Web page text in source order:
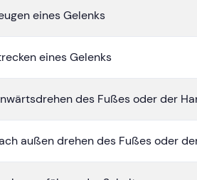
eines Gelenks
eines Gelenks
des Fußes oder der
außen drehen des Fußes oder